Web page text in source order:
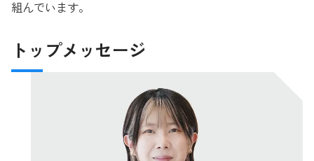
組んでいます。
トップメッセージ